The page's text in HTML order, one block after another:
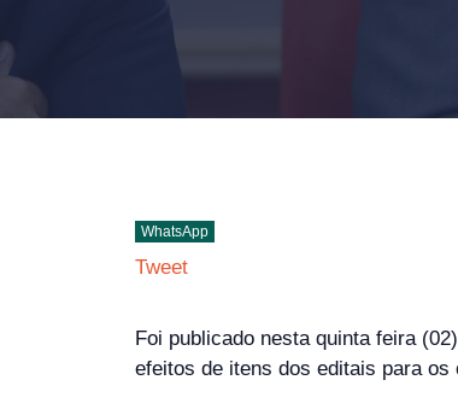
WhatsApp
Tweet
Foi publicado nesta quinta feira
efeitos de itens dos editais para